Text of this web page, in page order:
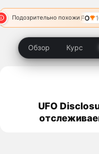
Подозрительно похожи
UFO 9543 UFO
Обзор Курс
UFO